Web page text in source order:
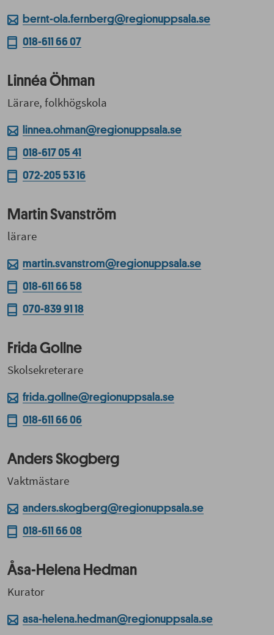
bernt-ola.fernberg@regionuppsala.se
018-611 66 07
Linnéa Öhman
Lärare, folkhögskola
linnea.ohman@regionuppsala.se
018-617 05 41
072-205 53 16
Martin Svanström
lärare
martin.svanstrom@regionuppsala.se
018-611 66 58
070-839 91 18
Frida Gollne
Skolsekreterare
frida.gollne@regionuppsala.se
018-611 66 06
Anders Skogberg
Vaktmästare
anders.skogberg@regionuppsala.se
018-611 66 08
Åsa-Helena Hedman
Kurator
asa-helena.hedman@regionuppsala.se